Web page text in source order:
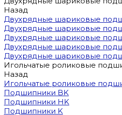
Назад
Двухрядные шариковые
Двухрядные шариковые
Двухрядные шариковые
Двухрядные шариковые
Двухрядные шариковые
Игольчатые роликовые
Назад
Игольчатые роликовые
Подшипники BK
Подшипники HK
Подшипники K